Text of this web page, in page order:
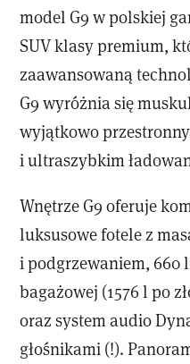
model G9 w polskiej
SUV klasy premium,
zaawansowaną
G9 wyróżnia się
wyjątkowo
i ultraszybkim
Wnętrze G9 oferuje
luksusowe fotele z
i podgrzewaniem, 660
bagażowej (1576 l po
oraz system audio
głośnikami (!).